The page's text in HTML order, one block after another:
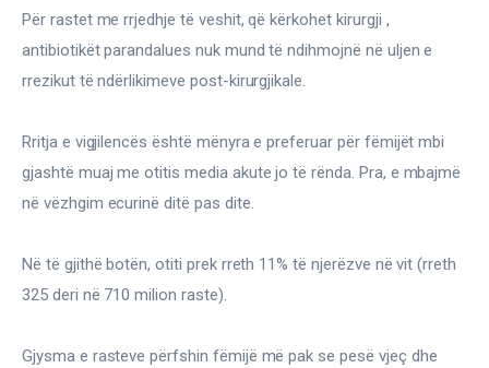
Për rastet me rrjedhje të veshit, që kërkohet kirurgji ,
antibiotikët parandalues ​​nuk mund të ndihmojnë në uljen e
rrezikut të ndërlikimeve post-kirurgjikale.
Rritja e vigjilencës është mënyra e preferuar për fëmijët mbi
gjashtë muaj me otitis media akute jo të rënda. Pra, e mbajmë
në vëzhgim ecurinë ditë pas dite.
Në të gjithë botën, otiti prek rreth 11% të njerëzve në vit (rreth
325 deri në 710 milion raste).
Gjysma e rasteve përfshin fëmijë më pak se pesë vjeç dhe